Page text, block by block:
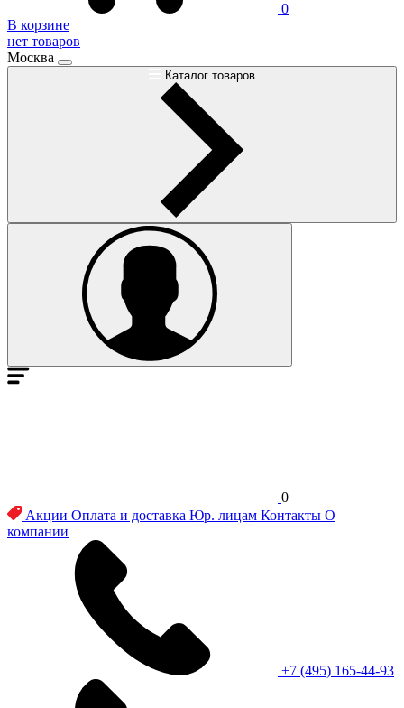
0
В корзине
нет товаров
Москва
Каталог товаров
0
Акции Оплата и доставка Юр. лицам Контакты О
компании
+7 (495) 165-44-93